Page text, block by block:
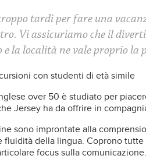
tardi per fare una
Vi assicuriamo che il
la località ne vale proprio la
con studenti di età simile
over 50 è studiato per
Jersey ha da offrire in
sono improntate alla
fluidità della lingua. Coprono
focus sulla comunicazione.